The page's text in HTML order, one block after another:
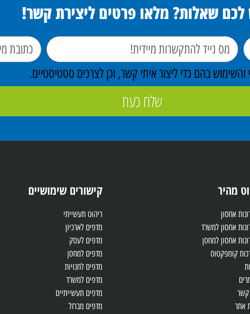
לכם שאלות? מלאו פרטים ליצירת קשר!
בהם כדי ליצור איתי קשר, וכן לצרכים סטטיסטיים.
שלח כעת
מהיר
אחסון
אחסון למשרד
אחסון למחסן
קומפקטוס
קשר
אתר
קישורים שימושיים
ריהוט תעשייתי
מדפים לארכיון
מדפים לעסק
מדפים למחסן
מדפים לחנויות
מדפים למשרד
מדפים תעשייתיים
מדפים מברזל